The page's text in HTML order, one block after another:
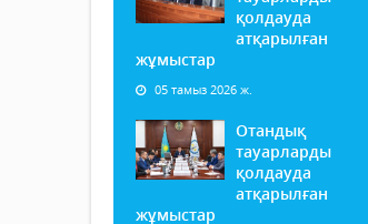
қолдауда
атқарылған
жұмыстар
05 тамыз 2026 ж.
Отандық
тауарларды
қолдауда
атқарылған
жұмыстар